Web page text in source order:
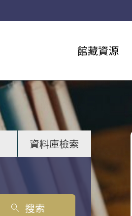
館藏資源
資料庫檢索
search 搜索